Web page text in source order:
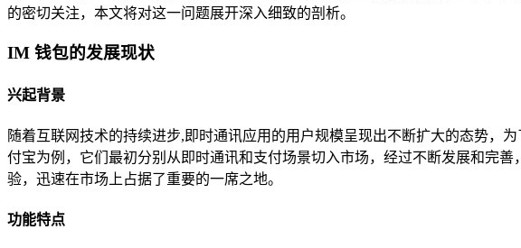
的密切关注，本文将对这一问题展开深入细致的剖析。
IM 钱包的发展现状
兴起背景
随着互联网技术的持续进步,即时通讯应用的用户规模呈现出不断扩大的态势，
付宝为例，它们最初分别从即时通讯和支付场景切入市场，经过不断发展和完
验，迅速在市场上占据了重要的一席之地。
功能特点